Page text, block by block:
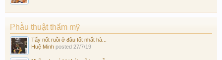
Phẫu thuật thẩm mỹ
Tẩy nốt ruồi ở đâu tốt nhất hà...
Huệ Minh posted 27/7/19